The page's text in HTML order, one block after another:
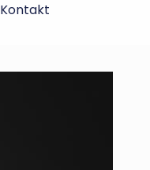
Kontakt